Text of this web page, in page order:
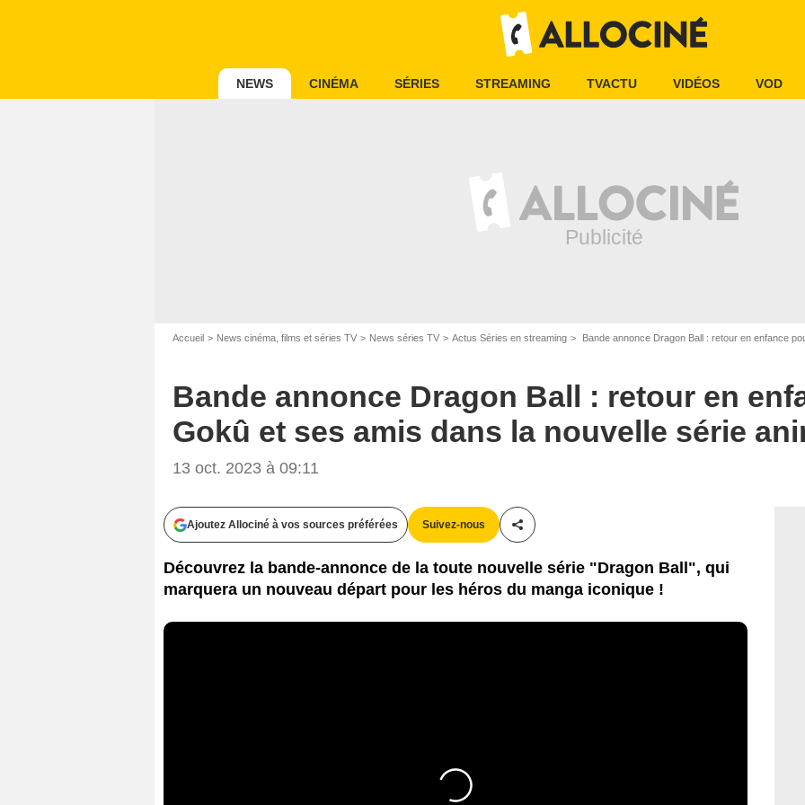
NEWS CINÉMA SÉRIES STREAMING TVACTU VIDÉOS VOD
Accueil News cinéma, films et séries TV News séries TV Actus Séries en streaming Bande annonce Dragon Ball : retour en enfance
Bande annonce Dragon Ball : retour en
Gokû et ses amis dans la nouvelle série
13 oct. 2023 à 09:11
Ajoutez Allociné à vos sources préférées Suivez-nous
Partager cet article
Découvrez la bande-annonce de la toute nouvelle série "Dragon Ball", qui
marquera un nouveau départ pour les héros du manga iconique !